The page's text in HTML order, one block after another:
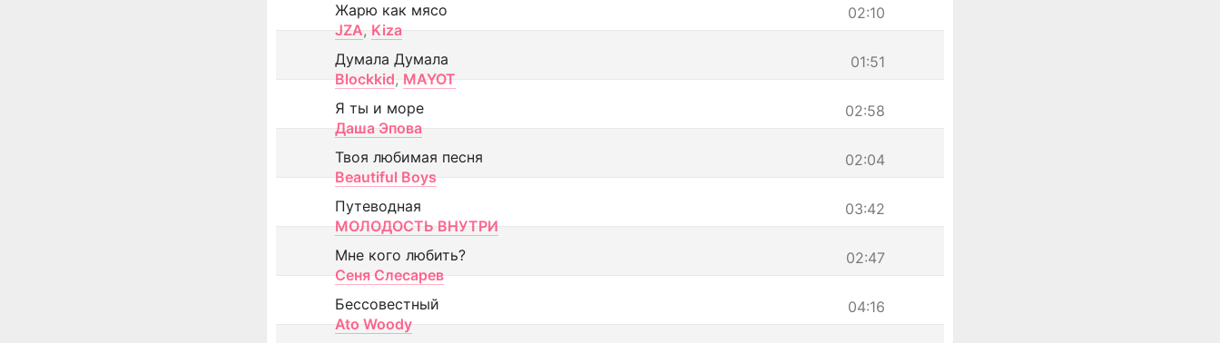
02:10
Жарю как мясо
JZA, Kiza
01:51
Думала Думала
Blockkid, MAYOT
02:58
Я ты и море
Даша Эпова
02:04
Твоя любимая песня
Beautiful Boys
03:42
Путеводная
МОЛОДОСТЬ ВНУТРИ
02:47
Мне кого любить?
Сеня Слесарев
04:16
Бессовестный
Ato Woody